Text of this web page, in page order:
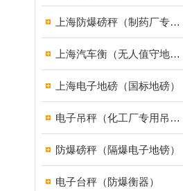
上海防爆磅秤（制药厂专用）
上海汽车衡（无人值守地磅）
上海电子地磅（国标地磅）
电子吊秤（化工厂专用吊秤）
防爆磅秤（隔爆电子地镑）
电子台秤（防爆衡器）